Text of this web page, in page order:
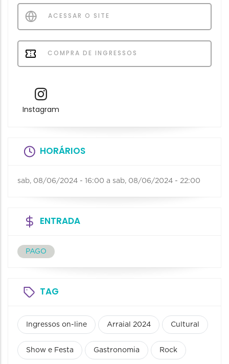
ACESSAR O SITE
COMPRA DE INGRESSOS
Instagram
HORÁRIOS
sab, 08/06/2024 - 16:00 a sab, 08/06/2024 - 22:00
ENTRADA
PAGO
TAG
Ingressos on-line Arraial 2024 Cultural
Show e Festa Gastronomia Rock